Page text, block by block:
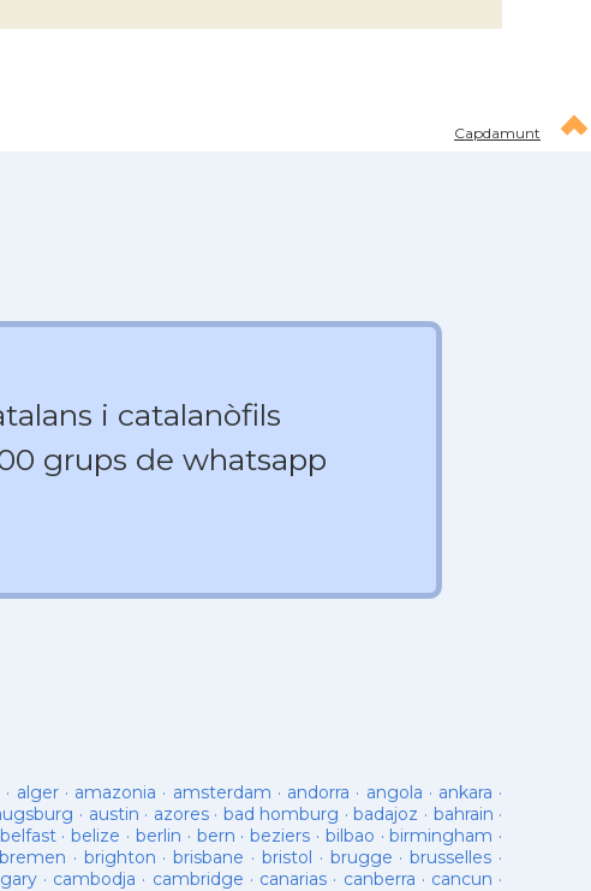
Capdamunt
i catalanòfils
grups de whatsapp
· alger· amazonia · amsterdam · andorra · angola · ankara ·
· austin · azores· bad homburg ·badajoz · bahrain ·
belfast·belize · berlin · bern ·beziers · bilbao ·birmingham ·
bremen · brighton ·brisbane · bristol · brugge ·brusselles ·
· cambodja · cambridge · canarias · canberra · cancun ·